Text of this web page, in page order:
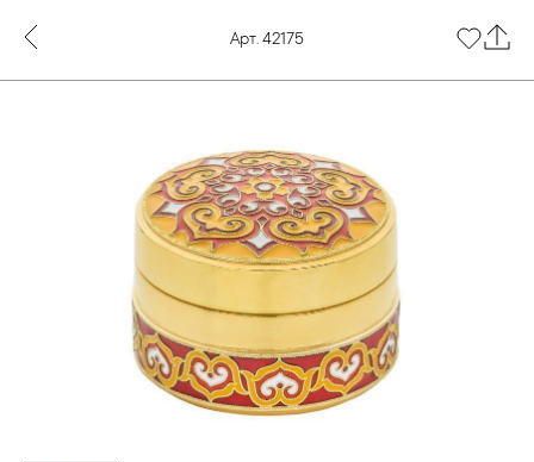
Арт. 42175